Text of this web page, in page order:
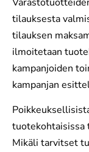
tilauksesta
tilauksen
ilmoitetaan
kampanjoiden
kampanjan
tuotekohtaisissa
Mikäli tarvitset